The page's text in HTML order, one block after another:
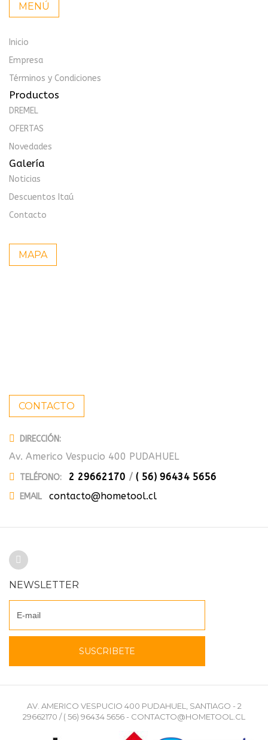
MENÚ
Inicio
Empresa
Términos y Condiciones
Productos
DREMEL
OFERTAS
Novedades
Galería
Noticias
Descuentos Itaú
Contacto
MAPA
CONTACTO
DIRECCIÓN:
Av. Americo Vespucio 400 PUDAHUEL
TELÉFONO: 2 29662170 / ( 56) 96434 5656
EMAIL contacto@hometool.cl
NEWSLETTER
AV. AMERICO VESPUCIO 400 PUDAHUEL, SANTIAGO - 2
29662170 / ( 56) 96434 5656 - CONTACTO@HOMETOOL.CL